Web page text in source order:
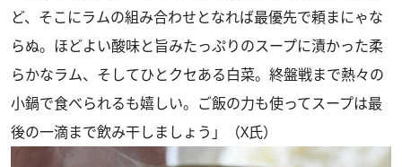
ど、そこにラムの組み合わせとなれば最優先で頼まにゃな
らぬ。ほどよい酸味と旨みたっぷりのスープに漬かった柔
らかなラム、そしてひとクセある白菜。終盤戦まで熱々の
小鍋で食べられるも嬉しい。ご飯の力も使ってスープは最
後の一滴まで飲み干しましょう」（X氏）